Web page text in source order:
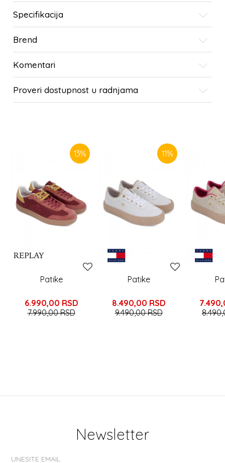
Specifikacija
Brend
Komentari
Proveri dostupnost u radnjama
13%
Patike
6.990,00 RSD
7.990,00RSD
11%
Patike
8.490,00 RSD
9.490,00RSD
Newsletter